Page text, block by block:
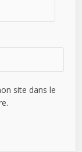
site dans le